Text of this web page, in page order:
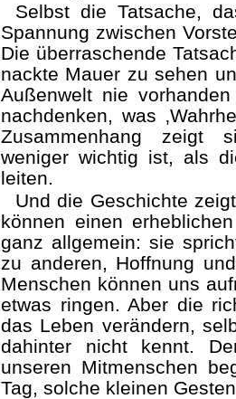
Selbst die Tatsache,
Spannung zwischen
Die überraschende
nackte Mauer zu sehen
Außenwelt nie
nachdenken, was
Zusammenhang zeigt
weniger wichtig ist, als
leiten.
Und die Geschichte
können einen
ganz allgemein: sie
zu anderen, Hoffnung
Menschen können uns
etwas ringen. Aber die
das Leben verändern,
dahinter nicht kennt.
unseren Mitmenschen
Tag, solche kleinen